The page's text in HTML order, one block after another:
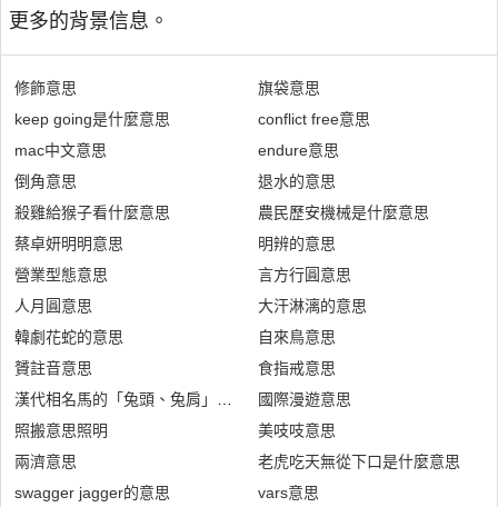
更多的背景信息。
修飾意思
keep going是什麼意思
mac中文意思
倒角意思
殺雞給猴子看什麼意思
蔡卓妍明明意思
營業型態意思
人月圓意思
韓劇花蛇的意思
贇註音意思
漢代相名馬的「兔頭、兔肩」是什麼意思
照搬意思照明
兩濟意思
swagger jagger的意思
旗袋意思
conflict free意思
endure意思
退水的意思
農民歷安機械是什麼意思
明辨的意思
言方行圓意思
大汗淋漓的意思
自來鳥意思
食指戒意思
國際漫遊意思
美吱吱意思
老虎吃天無從下口是什麼意思
vars意思